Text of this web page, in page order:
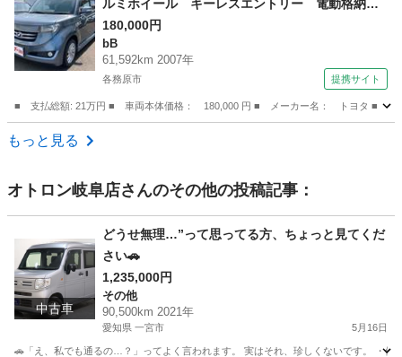
ルミホイール キーレスエントリー 電動格納ミ
ラー ＡＴ 衝突安全ボディ ベンチシート Ａ
ＢＳ ＣＤ ＤＶＤ再生 エアコン パワーステ
アリング 現状渡し （なし）
180,000円
bB
61,592km 2007年
各務原市 提携サイト
■ 支払総額: 21万円 ■ 車両本体価格： 180,000 円 ■ メーカー名： トヨタ ■
岐阜 各務原市
もっと見る
オトロン岐阜店さんのその他の投稿記事：
中古車
どうせ無理…”って思ってる方、ちょっと見てくだ
さい🚗
1,235,000円
その他
90,500km 2021年
愛知県 一宮市 5月16日
🚗「え、私でも通るの…？」ってよく言われます。 実はそれ、珍しくないです。 ・